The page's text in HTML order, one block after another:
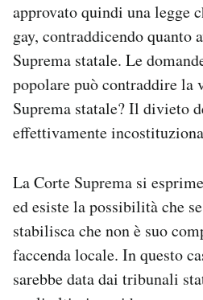
approvato quindi una legge
gay, contraddicendo quanto
Suprema statale. Le
popolare può contraddire la
Suprema statale? Il divieto
effettivamente
La Corte Suprema si
ed esiste la possibilità che
stabilisca che non è suo
faccenda locale. In questo
sarebbe data dai tribunali